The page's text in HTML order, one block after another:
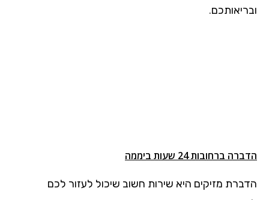
ובריאותכם.
הדברה ברחובות 24 שעות ביממה
הדברת מזיקים היא שירות חשוב שיכול לעזור לכם